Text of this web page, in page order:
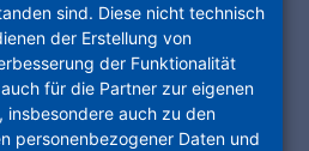
20. November, beim FFin-
University of Applied Sciences (UAS).
Klara Geywitz.
Monika Fontaine-
zwischen Energie
sind. Diese nicht technisch
der Erstellung von
der Funktionalität
für die Partner zur eigenen
insbesondere auch zu den
personenbezogener Daten und